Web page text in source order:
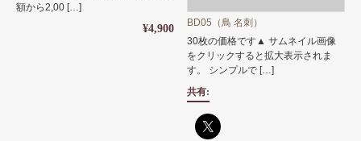
額から2,00 […]
¥4,900
BD05（鳥 名刺）
30枚の価格です▲ サムネイル画像
をクリックすると拡大表示されま
す。 シンプルで […]
共有: